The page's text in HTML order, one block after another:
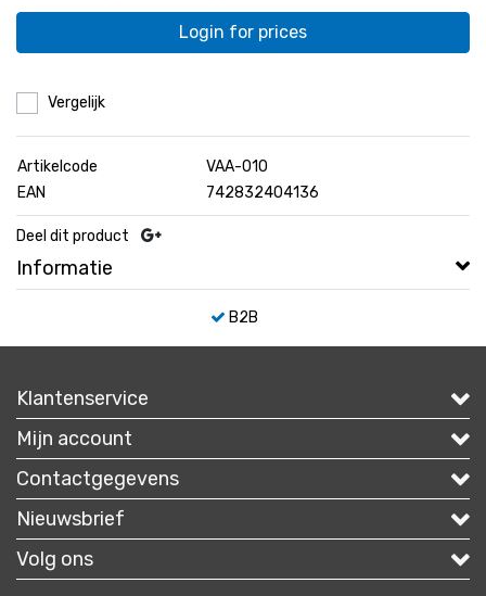
Login for prices
Vergelijk
Artikelcode
VAA-010
EAN
742832404136
Deel dit product
Informatie
B2B
Klantenservice
Mijn account
Contactgegevens
Nieuwsbrief
Volg ons